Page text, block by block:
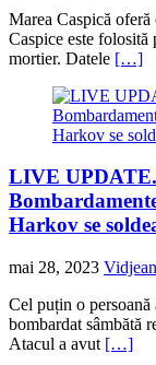
Marea Caspică
Caspice este folosită
mortier. Datele […]
LIVE
Harkov se
mai 28, 2023
Cel puțin o persoană
bombardat sâmbătă
Atacul a avut […]